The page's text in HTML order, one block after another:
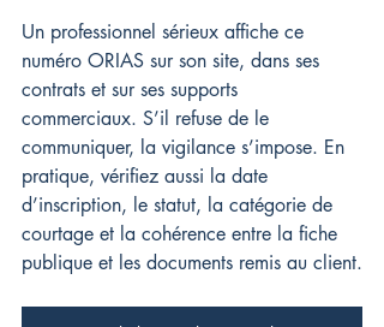
Un professionnel sérieux affiche ce
numéro ORIAS sur son site, dans ses
contrats et sur ses supports
commerciaux. S’il refuse de le
communiquer, la vigilance s’impose. En
pratique, vérifiez aussi la date
d’inscription, le statut, la catégorie de
courtage et la cohérence entre la fiche
publique et les documents remis au client.